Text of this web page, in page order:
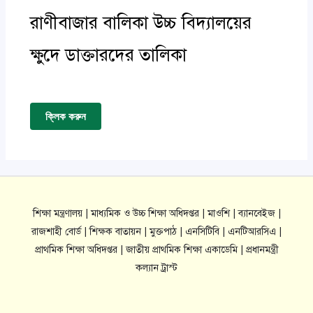
রাণীবাজার বালিকা উচ্চ বিদ্যালয়ের
ক্ষুদে ডাক্তারদের তালিকা
ক্লিক করুন
শিক্ষা মন্ত্রণালয় |মাধ্যমিক ও উচ্চ শিক্ষা অধিদপ্তর |মাওশি |ব্যানবেইজ |
রাজশাহী বোর্ড |শিক্ষক বাতায়ন |মুক্তপাঠ | এনসিটিবি | এনটিআরসিএ |
প্রাথমিক শিক্ষা অধিদপ্তর |জাতীয় প্রাথমিক শিক্ষা একাডেমি | প্রধানমন্ত্রী
কল্যান ট্রাস্ট